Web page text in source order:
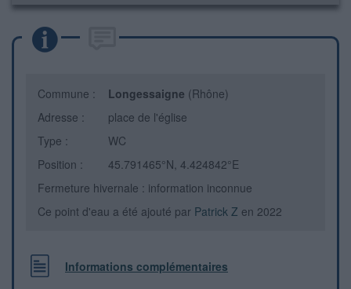
Commune : Longessaigne (Rhône)
Adresse :
place de l'église
Type :
WC
Position :
45.791465°N, 4.424842°E
Fermeture hivernale : information inconnue
Ce point d'eau a été ajouté par Patrick Z en 2022
Informations complémentaires